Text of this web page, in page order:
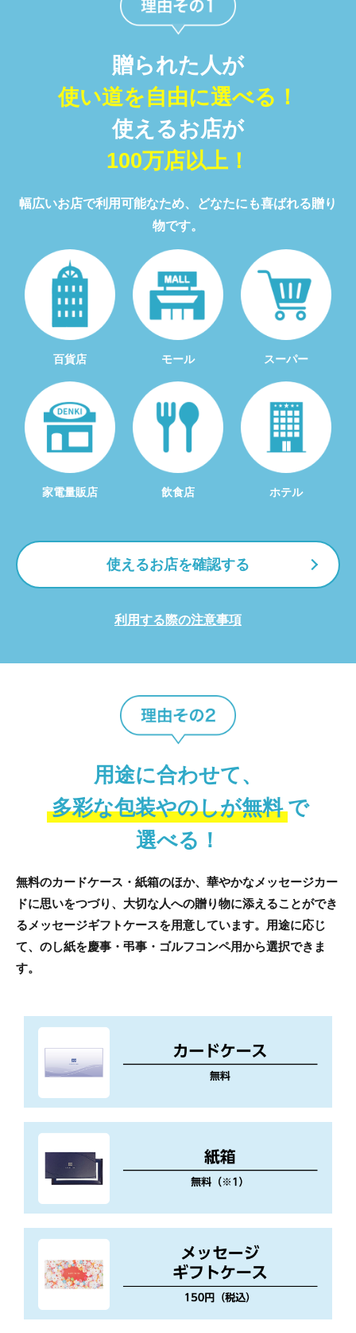
贈られた人が
使い道を自由に選べる！
使えるお店が
100万店以上！
幅広いお店で利用可能なため、どなたにも喜ばれる贈り
物です。
百貨店 モール スーパー
家電量販店 飲食店 ホテル
使えるお店を確認する
利用する際の注意事項
用途に合わせて、
多彩な包装やのしが無料 で
選べる！
無料のカードケース・紙箱のほか、華やかなメッセージカー
ドに思いをつづり、 大切な人への贈り物に添えることができ
るメッセージギフトケースを用意しています。
用途に応じ
て、のし紙を慶事・弔事・ゴルフコンペ用から選択できま
す。